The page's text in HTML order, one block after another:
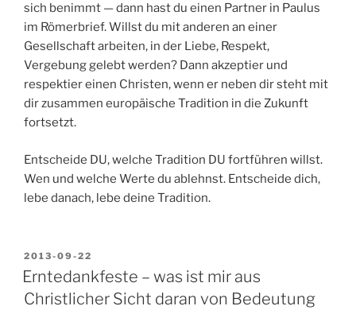
sich benimmt — dann hast du einen Partner in Paulus
im Römerbrief. Willst du mit anderen an einer
Gesellschaft arbeiten, in der Liebe, Respekt,
Vergebung gelebt werden? Dann akzeptier und
respektier einen Christen, wenn er neben dir steht mit
dir zusammen europäische Tradition in die Zukunft
fortsetzt.
Entscheide DU, welche Tradition DU fortführen willst.
Wen und welche Werte du ablehnst. Entscheide dich,
lebe danach, lebe deine Tradition.
POSTED
ON
2013-09-22
Erntedankfeste – was ist mir aus
Christlicher Sicht daran von Bedeutung